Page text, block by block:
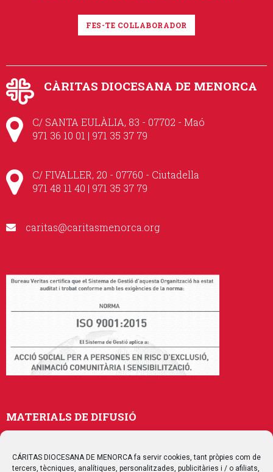
CÁRITAS DIOCESANA DE MENORCA fa servir cookies, tant pròpies com de
tercers, tècniques, analítiques, personalitzades, publicitàries i / o afiliats,
FES-TE COL·LABORADOR
CÀRITAS DIOCESANA DE MENORCA
C/ SANTA EULÀLIA, 83 - 07702 - Maó
971 36 10 01 | 971 35 37 79
C/ FIVALLER, 20 - 07760 - Ciutadella
971 48 11 40 | 971 35 37 79
caritas@caritasmenorca.org
MATERIALS DE DIFUSIÓ
Publicacions